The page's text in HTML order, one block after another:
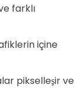
farklı
içine
pikselleşir ve